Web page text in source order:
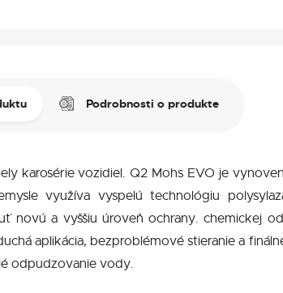
Podrobnosti o produkte
karosérie vozidiel. Q2 Mohs EVO je
využíva vyspelú technológiu
novú a vyššiu úroveň ochrany. chemickej
aplikácia, bezproblémové stieranie a
odpudzovanie vody.